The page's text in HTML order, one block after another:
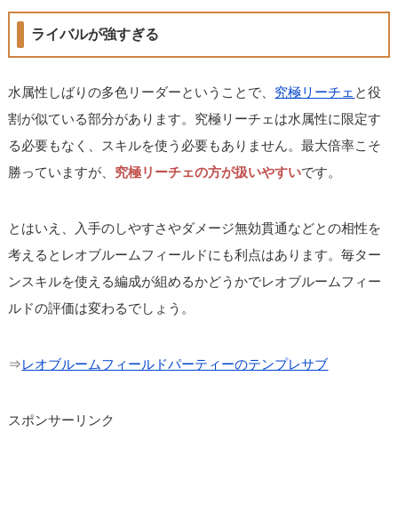
ライバルが強すぎる
水属性しばりの多色リーダーということで、 究極リーチェ と役
割が似ている部分があります。究極リーチェは水属性に限定す
る必要もなく、スキルを使う必要もありません。最大倍率こそ
勝っていますが、 究極リーチェの方が扱いやすいです。
とはいえ、入手のしやすさやダメージ無効貫通などとの相性を
考えるとレオブルームフィールドにも利点はあります。毎ター
ンスキルを使える編成が組めるかどうかでレオブルームフィー
ルドの評価は変わるでしょう。
⇒レオブルームフィールドパーティーのテンプレサブ
スポンサーリンク